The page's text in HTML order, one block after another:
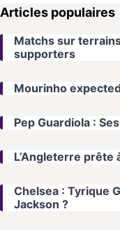
Articles populaires
Matchs sur
supporters
Mourinho
Pep Guardiola :
L’Angleterre prête
Chelsea : Tyrique
Jackson ?